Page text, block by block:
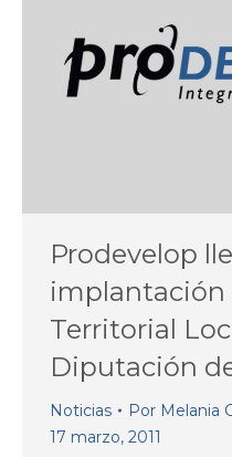
Prodevelop
implantación
Territorial
Diputación
Noticias Por Melania
17 marzo, 2011